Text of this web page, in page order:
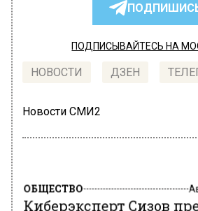
ПОДПИСЫВАЙТЕСЬ НА
НОВОСТИ ДЗЕН
Новости СМИ2
ОБЩЕСТВО
Киберэксперт Сизов